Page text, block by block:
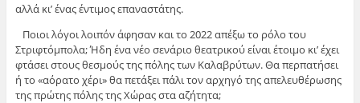
αλλά κι’ ένας έντιμος επαναστάτης.
Ποιοι λόγοι λοιπόν άφησαν και το 2022 απέξω το ρόλο του
Στριφτόμπολα; Ήδη ένα νέο σενάριο θεατρικού είναι έτοιμο κι’ έχει
φτάσει στους θεσμούς της πόλης των Καλαβρύτων. Θα περπατήσει
ή το «αόρατο χέρι» θα πετάξει πάλι τον αρχηγό της απελευθέρωσης
της πρώτης πόλης της Χώρας στα αζήτητα;